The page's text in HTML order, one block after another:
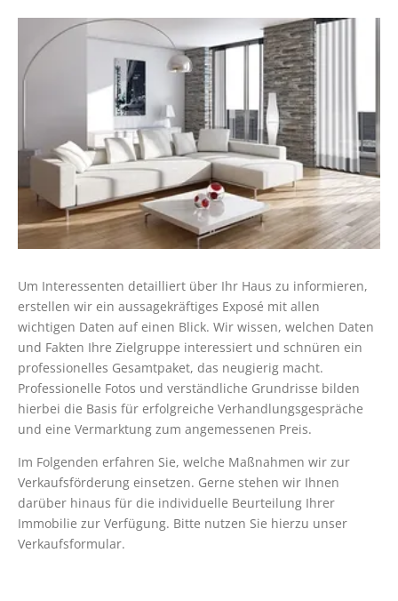
Um Interessenten detailliert über Ihr Haus zu informieren,
erstellen wir ein aussagekräftiges Exposé mit allen
wichtigen Daten auf einen Blick. Wir wissen, welchen Daten
und Fakten Ihre Zielgruppe interessiert und schnüren ein
professionelles Gesamtpaket, das neugierig macht.
Professionelle Fotos und verständliche Grundrisse bilden
hierbei die Basis für erfolgreiche Verhandlungsgespräche
und eine Vermarktung zum angemessenen Preis.
Im Folgenden erfahren Sie, welche Maßnahmen wir zur
Verkaufsförderung einsetzen. Gerne stehen wir Ihnen
darüber hinaus für die individuelle Beurteilung Ihrer
Immobilie zur Verfügung. Bitte nutzen Sie hierzu unser
Verkaufsformular.